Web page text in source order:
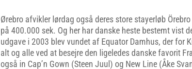
Ørebro afvikler lørdag også deres store stayerløb
på 400.000 sek. Og her har danske heste bestemt vist
udgave i 2003 blev vundet af Equator Damhus, der for
alt og alle ved at besejre den ligeledes danske favorit
også in Cap’n Gown (Steen Juul) og New Line (Åke